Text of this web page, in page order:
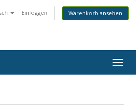
Einloggen Warenkorb ansehen